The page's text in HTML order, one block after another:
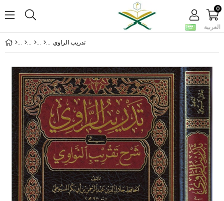
العربية
0
تدريب الراوي